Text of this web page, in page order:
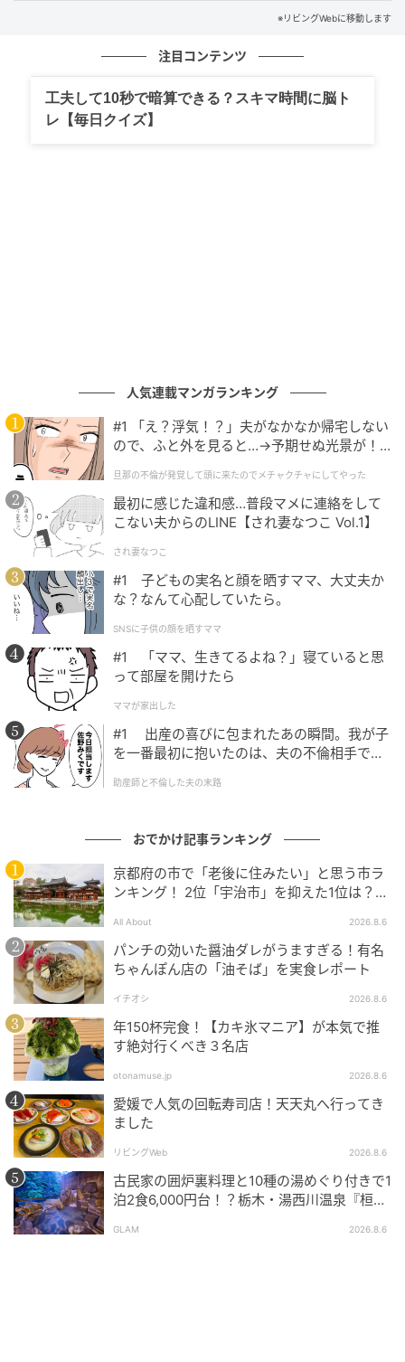
元記事で読む
ケーキの「Tonari」6/25誕生
※リビングWebに移動します
注目コンテンツ
工夫して10秒で暗算できる？スキマ時間に脳ト
レ【毎日クイズ】
人気連載マンガランキング
#1 「え？浮気！？」夫がなかなか帰宅しない
ので、ふと外を見ると…→予期せぬ光景が！
クチャにしてやった
旦那の不倫が発覚して頭に来たのでメチャクチャにしてやった
最初に感じた違和感…普段マメに連絡をして
こない夫からのLINE【され妻なつこ Vol.1】
され妻なつこ
#1 子どもの実名と顔を晒すママ、大丈夫か
な？なんて心配していたら。
SNSに子供の顔を晒すママ
#1 「ママ、生きてるよね？」寝ていると思
って部屋を開けたら
ママが家出した
#1 出産の喜びに包まれたあの瞬間。我が子
を一番最初に抱いたのは、夫の不倫相手でし
助産師と不倫した夫の末路
おでかけ記事ランキング
京都府の市で「老後に住みたい」と思う市ラ
ンキング！ 2位「宇治市」を抑えた1位は？
All About 2026.8.6
パンチの効いた醤油ダレがうますぎる！有名
ちゃんぽん店の「油そば」を実食レポート
イチオシ 2026.8.6
年150杯完食！【カキ氷マニア】が本気で推
す絶対行くべき３名店
otonamuse.jp 2026.8.6
愛媛で人気の回転寿司店！天天丸へ行ってき
ました
リビングWeb 2026.8.6
古民家の囲炉裏料理と10種の湯めぐり付きで1
泊2食6,000円台！？栃木・湯西川温泉『桓武
GLAM 2026.8.6